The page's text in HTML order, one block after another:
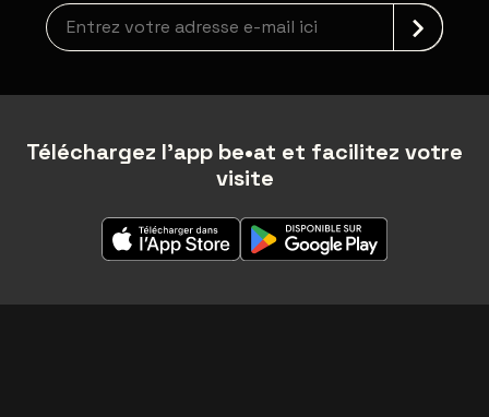
Inscription à la newsletter
Téléchargez l'app be•at et facilitez votre
visite